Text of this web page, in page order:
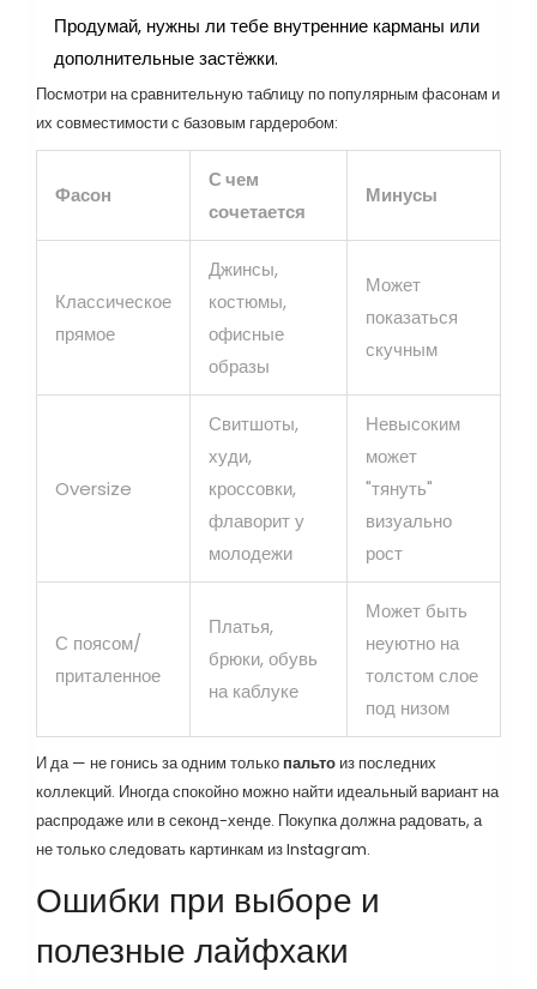
Продумай, нужны ли тебе внутренние карманы или
дополнительные застёжки.
Посмотри на сравнительную таблицу по популярным фасонам и
их совместимости с базовым гардеробом:
Фасон
С чем
сочетается
Минусы
Классическое
прямое
Джинсы,
костюмы,
офисные
образы
Может
показаться
скучным
Oversize
Свитшоты,
худи,
кроссовки,
флаворит у
молодежи
Невысоким
может
"тянуть"
визуально
рост
С поясом/
приталенное
Платья,
брюки, обувь
на каблуке
Может быть
неуютно на
толстом слое
под низом
И да — не гонись за одним только пальто из последних
коллекций. Иногда спокойно можно найти идеальный вариант на
распродаже или в секонд-хенде. Покупка должна радовать, а
не только следовать картинкам из Instagram.
Ошибки при выборе и
полезные лайфхаки